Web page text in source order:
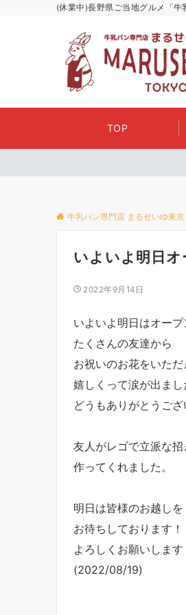
(休業中)長野県ご当地グルメ「牛
TOP
牛乳パン専門店 まるせいゆ東京
いよいよ明日
2022年9月14日
いよいよ明日はオープ
たくさんの友達から
お祝いのお花をいただ
嬉しくって涙が出まし
どうもありがとうござ
友人がレゴで立派な招
作ってくれました。
明日は皆様のお越しを
お待ちしております！
よろしくお願いします
(2022/08/19)